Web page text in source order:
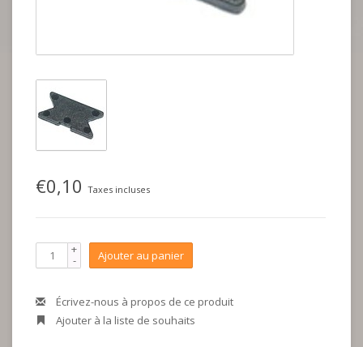
€0,10 Taxes incluses
+
- Ajouter au panier
Écrivez-nous à propos de ce produit
Ajouter à la liste de souhaits